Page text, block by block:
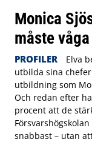
Monica
måste
PROFILER
Elva
utbilda sina
utbildning som
Och redan efter
procent att de
snabbast – utan